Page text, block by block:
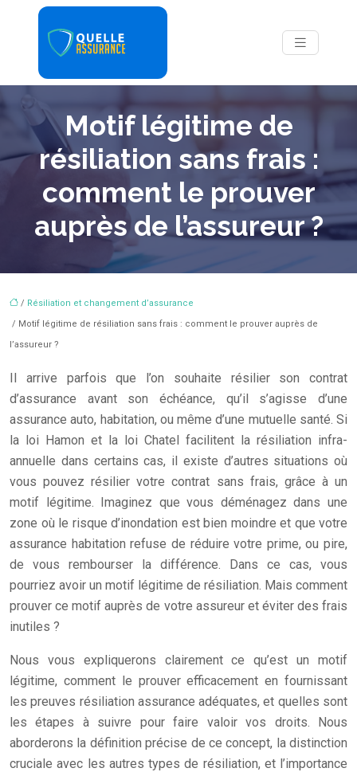
Motif légitime de
résiliation sans frais :
comment le prouver
auprès de l’assureur ?
/ Résiliation et changement d’assurance
/ Motif légitime de résiliation sans frais : comment le prouver auprès de
l’assureur ?
Il arrive parfois que l’on souhaite résilier son contrat
d’assurance avant son échéance, qu’il s’agisse d’une
assurance auto, habitation, ou même d’une mutuelle santé. Si
la loi Hamon et la loi Chatel facilitent la résiliation infra-
annuelle dans certains cas, il existe d’autres situations où
vous pouvez résilier votre contrat sans frais, grâce à un
motif légitime. Imaginez que vous déménagez dans une
zone où le risque d’inondation est bien moindre et que votre
assurance habitation refuse de réduire votre prime, ou pire,
de vous rembourser la différence. Dans ce cas, vous
pourriez avoir un motif légitime de résiliation. Mais comment
prouver ce motif auprès de votre assureur et éviter des frais
inutiles ?
Nous vous expliquerons clairement ce qu’est un motif
légitime, comment le prouver efficacement en fournissant
lespreuves résiliation assuranceadéquates, et quelles sont
les étapes à suivre pour faire valoir vos droits. Nous
aborderons la définition précise de ce concept, la distinction
cruciale avec les autres types de résiliation, et l’importance